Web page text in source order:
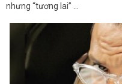
nhưng “tương lai” …